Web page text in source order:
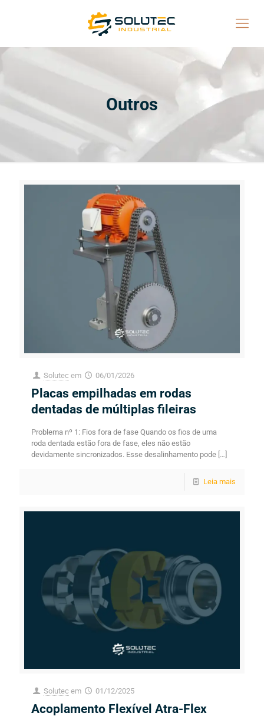
Outros
Solutec em 06/01/2026
Placas empilhadas em rodas
dentadas de múltiplas fileiras
Problema nº 1: Fios fora de fase Quando os fios de uma
roda dentada estão fora de fase, eles não estão
devidamente sincronizados. Esse desalinhamento pode […]
Leia mais
Solutec em 01/12/2025
Acoplamento Flexível Atra-Flex